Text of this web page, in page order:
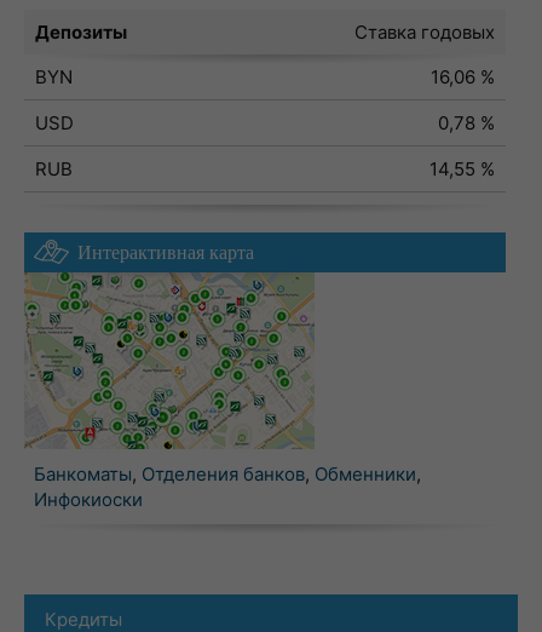
Депозиты
Ставка годовых
BYN
16,06 %
USD
0,78 %
RUB
14,55 %
Интерактивная карта
Банкоматы, Отделения банков, Обменники,
Инфокиоски
Кредиты